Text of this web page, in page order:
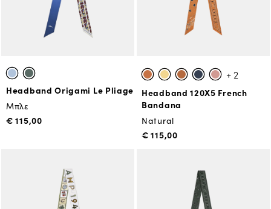
Headband Origami Le Pliage
Μπλε
€ 115,00
+ 2
Headband 120X5 French
Bandana
Natural
€ 115,00